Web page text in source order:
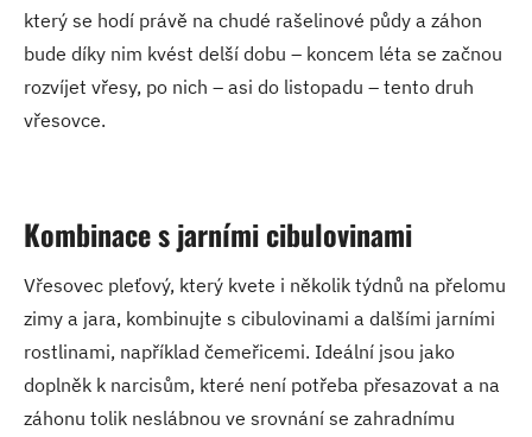
který se hodí právě na chudé rašelinové půdy a záhon
bude díky nim kvést delší dobu – koncem léta se začnou
rozvíjet vřesy, po nich – asi do listopadu – tento druh
vřesovce.
Kombinace s jarními cibulovinami
Vřesovec pleťový, který kvete i několik týdnů na přelomu
zimy a jara, kombinujte s cibulovinami a dalšími jarními
rostlinami, například čemeřicemi. Ideální jsou jako
doplněk k narcisům, které není potřeba přesazovat a na
záhonu tolik neslábnou ve srovnání se zahradnímu